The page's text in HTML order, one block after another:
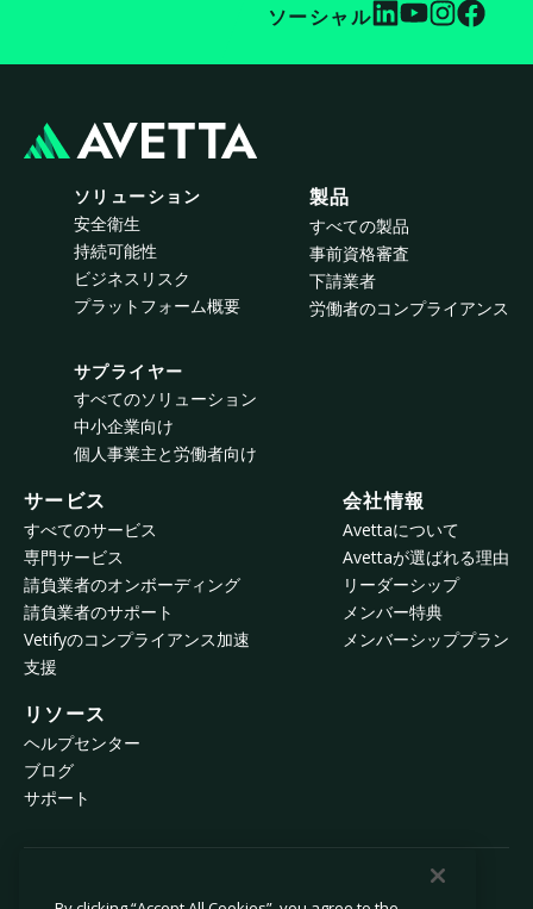
ソーシャル
ソリューション
安全衛生
持続可能性
ビジネスリスク
プラットフォーム概要
サプライヤー
すべてのソリューション
中小企業向け
個人事業主と労働者向け
製品
すべての製品
事前資格審査
下請業者
労働者のコンプライアンス
サービス
すべてのサービス
専門サービス
請負業者のオンボーディング
請負業者のサポート
Vetifyのコンプライアンス加速
支援
会社情報
Avettaについて
Avettaが選ばれる理由
リーダーシップ
メンバー特典
メンバーシッププラン
リソース
ヘルプセンター
ブログ
サポート
© 2026 Avetta, LLC All rights reserved.